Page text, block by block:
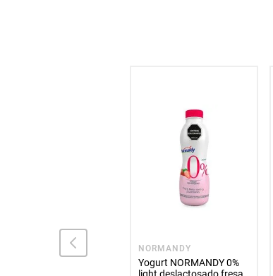
NORMANDY
Yogurt NORMANDY 0%